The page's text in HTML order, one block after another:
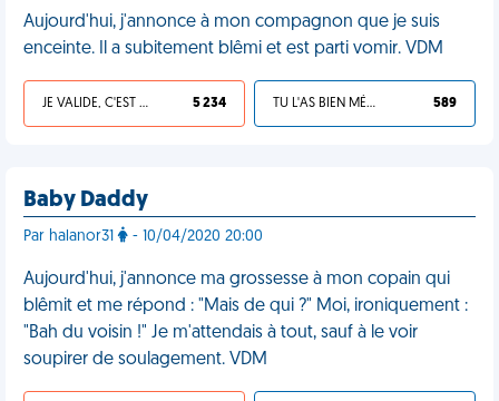
Aujourd'hui, j'annonce à mon compagnon que je suis
enceinte. Il a subitement blêmi et est parti vomir. VDM
JE VALIDE, C'EST UNE VDM 5 234 TU L'AS BIEN MÉRITÉ 589
Baby Daddy
Par halanor31 - 10/04/2020 20:00
Aujourd'hui, j'annonce ma grossesse à mon copain qui
blêmit et me répond : "Mais de qui ?" Moi, ironiquement :
"Bah du voisin !" Je m'attendais à tout, sauf à le voir
soupirer de soulagement. VDM